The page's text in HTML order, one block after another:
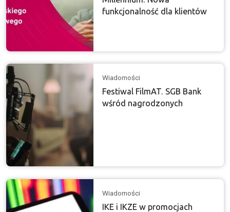
funkcjonalność dla klientów
Wiadomości
Festiwal FilmAT. SGB Bank
wśród nagrodzonych
Wiadomości
IKE i IKZE w promocjach